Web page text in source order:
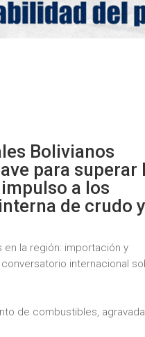
Bolivianos
para superar
a los
de crudo
la región: importación y
internacional
de combustibles,